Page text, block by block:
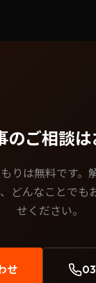
のご相談は
りは無料です。
どんなことでも
せください。
せ